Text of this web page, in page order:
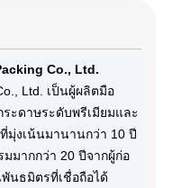
Co., Ltd.
Ltd. เป็นผู้ผลิตมือ
ดาษระดับพรีเมียมและ
งเน้นมานานกว่า 10 ปี
มากกว่า 20 ปีจากผู้ก่อ
นธมิตรที่เชื่อถือได้